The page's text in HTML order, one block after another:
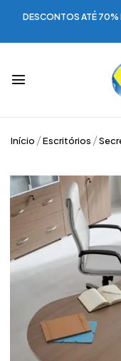
DESCONTOS ATÉ 70%
Início Escritórios